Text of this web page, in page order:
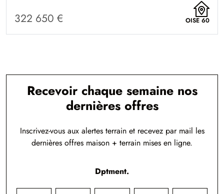
322 650 € OISE 60
Recevoir chaque semaine nos
dernières offres
Inscrivez-vous aux alertes terrain et recevez par mail les
dernières offres maison + terrain mises en ligne.
Dptment.